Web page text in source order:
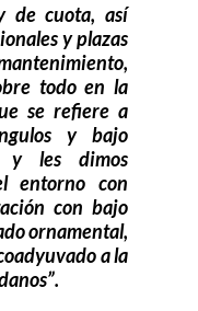
de cuota, así
y plazas
todo en la
se refiere a
y bajo
y les dimos
entorno con
con bajo
ornamental,
a la